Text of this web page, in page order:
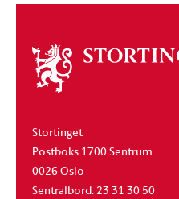
Om
stortinget
Stortinget
Postboks 1700 Sentrum
0026 Oslo
Sentralbord: 23 31 30 50